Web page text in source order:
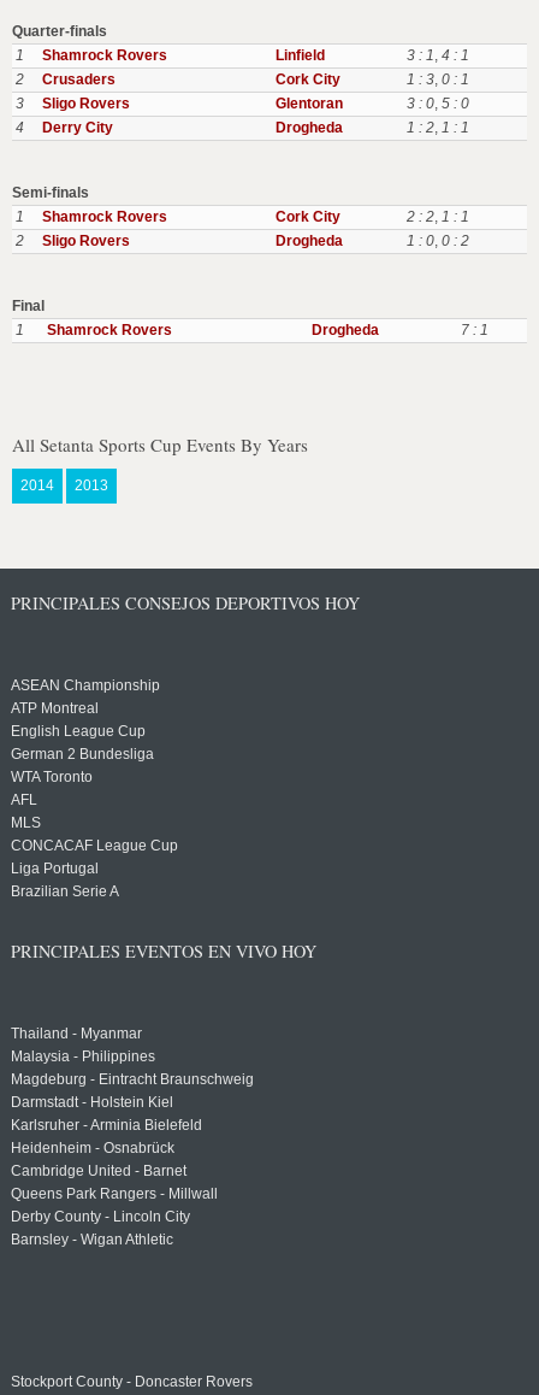
Quarter-finals
1
Shamrock Rovers Linfield 3 : 1, 4 : 1
2
Crusaders Cork City 1 : 3, 0 : 1
3
Sligo Rovers Glentoran 3 : 0, 5 : 0
4
Derry City Drogheda 1 : 2, 1 : 1
Semi-finals
1
Shamrock Rovers Cork City 2 : 2, 1 : 1
2
Sligo Rovers Drogheda 1 : 0, 0 : 2
Final
1
Shamrock Rovers Drogheda 7 : 1
All Setanta Sports Cup Events By Years
2014 2013
PRINCIPALES CONSEJOS DEPORTIVOS HOY
ASEAN Championship
ATP Montreal
English League Cup
German 2 Bundesliga
WTA Toronto
AFL
MLS
CONCACAF League Cup
Liga Portugal
Brazilian Serie A
PRINCIPALES EVENTOS EN VIVO HOY
Thailand - Myanmar
Malaysia - Philippines
Magdeburg - Eintracht Braunschweig
Darmstadt - Holstein Kiel
Karlsruher - Arminia Bielefeld
Heidenheim - Osnabrück
Cambridge United - Barnet
Queens Park Rangers - Millwall
Derby County - Lincoln City
Barnsley - Wigan Athletic
Stockport County - Doncaster Rovers